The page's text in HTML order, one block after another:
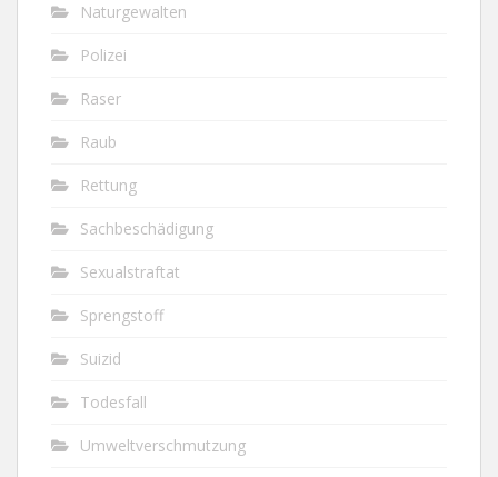
Naturgewalten
Polizei
Raser
Raub
Rettung
Sachbeschädigung
Sexualstraftat
Sprengstoff
Suizid
Todesfall
Umweltverschmutzung